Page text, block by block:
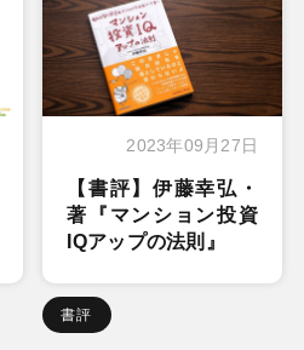
2023年09月27日
【書評】伊藤幸弘・
著『マンション投資
IQアップの法則』
書評